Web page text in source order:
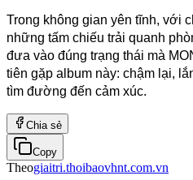
Trong không gian yên tĩnh, với
những tấm chiếu trải quanh
đưa vào đúng trạng thái mà
tiên gặp album này: chậm lại,
tìm đường đến cảm xúc.
Chia sẻ
Copy
Theogiaitri.thoibaovhnt.com.vn